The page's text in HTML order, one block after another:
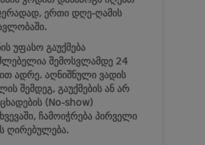
ერთი დღე-ღამის
უფასო გაუქმება
შემოსვლამდე 24
ადრე. აღნიშნული ვადის
შემდეგ, გაუქმების ან არ
(No-show)
ჩამოიჭრება პირველი
ღირებულება.